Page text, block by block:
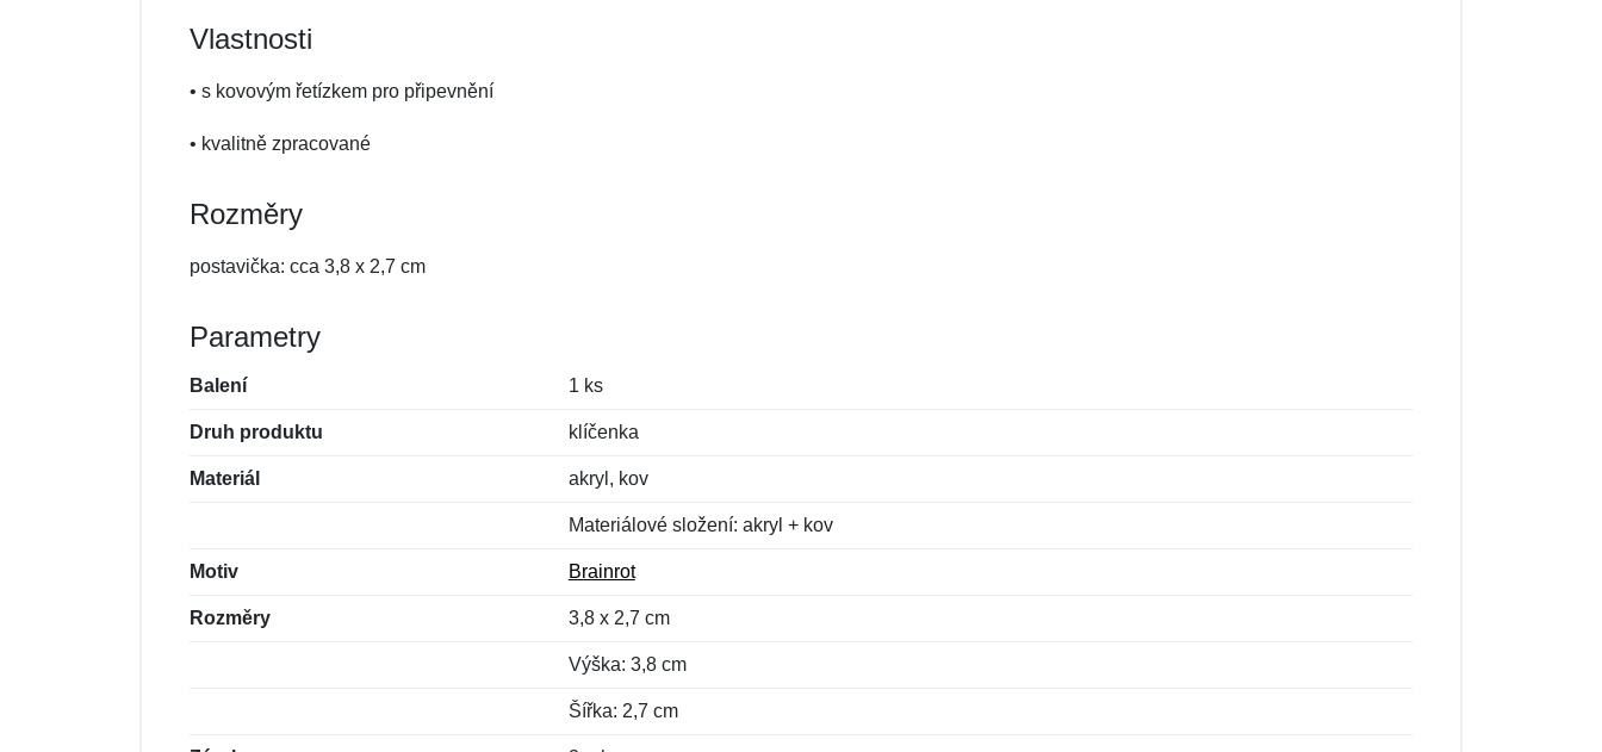
Vlastnosti
• s kovovým řetízkem pro připevnění
• kvalitně zpracované
Rozměry
postavička: cca 3,8 x 2,7 cm
Parametry
Balení 1 ks
Druh produktu klíčenka
Materiál akryl, kov
Materiálové složení: akryl + kov
Motiv Brainrot
Rozměry 3,8 x 2,7 cm
Výška: 3,8 cm
Šířka: 2,7 cm